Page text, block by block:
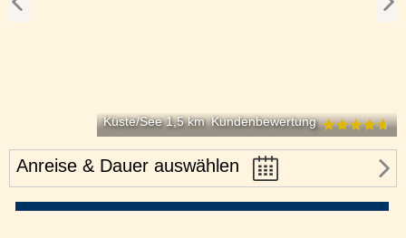
Küste/See 1,5 km Kundenbewertung
Anreise & Dauer auswählen